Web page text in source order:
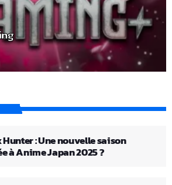
: Une nouvelle saison
à Anime Japan 2025 ?